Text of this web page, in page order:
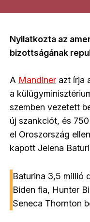
Nyilatkozta az
bizottságának
A Mandiner azt írja
a
szemben vezetett
új szankciót, és
el Oroszország
kapott Jelena
Baturina 3,5 millió
Biden fia, Hunter
Seneca Thornton